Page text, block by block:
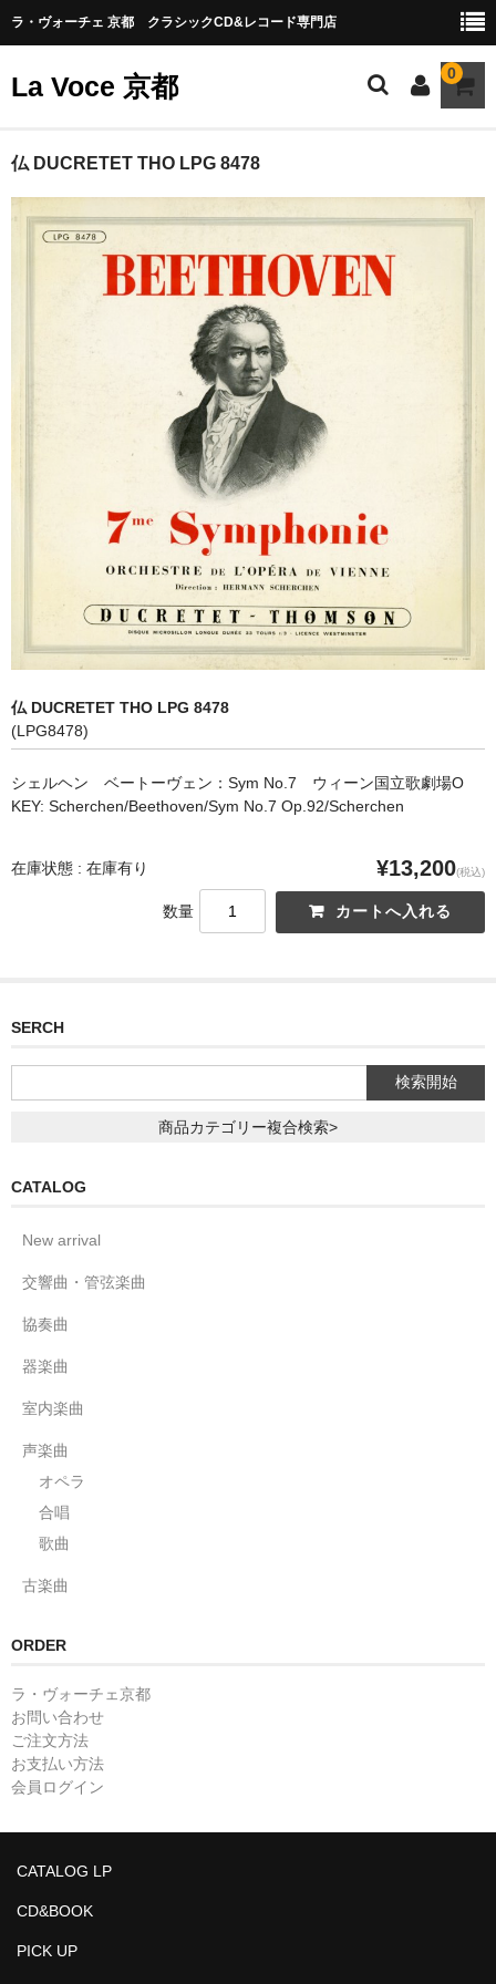
ラ・ヴォーチェ 京都 クラシックCD&レコード専門店
La Voce 京都 0
CATALOG LP
交響曲・管弦楽曲
古楽曲
CD&BOOK
PICK UP
ORDER
NEWS
仏 DUCRETET THO LPG 8478
仏 DUCRETET THO LPG 8478
(LPG8478)
シェルヘン ベートーヴェン：Sym No.7 ウィーン国立歌劇場O
KEY: Scherchen/Beethoven/Sym No.7 Op.92/Scherchen
在庫状態 : 在庫有り ¥13,200(税込)
数量
SERCH
商品カテゴリー複合検索>
CATALOG
New arrival
交響曲・管弦楽曲
協奏曲
器楽曲
室内楽曲
声楽曲
オペラ
合唱
歌曲
古楽曲
ORDER
ラ・ヴォーチェ京都
お問い合わせ
ご注文方法
お支払い方法
会員ログイン
CATALOG LP
CD&BOOK
PICK UP